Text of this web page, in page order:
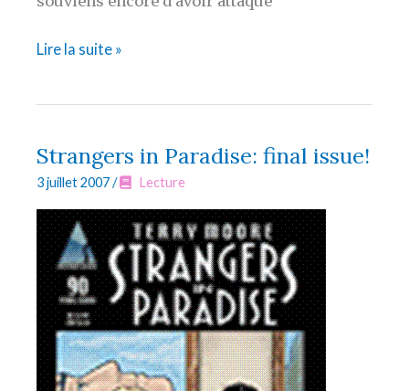
Harry,
vous
bien
Lire la suite »
Strangers in Paradise: final issue!
3 juillet 2007/ Lecture